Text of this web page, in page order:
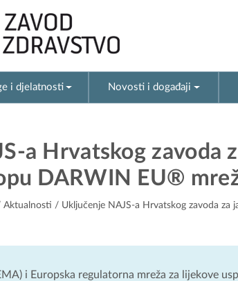
i djelatnosti Novosti i događaji
a Hrvatskog zavoda
DARWIN EU®
Aktualnosti / Uključenje NAJS-a Hrvatskog zavoda
i Europska regulatorna mreža za lijekove